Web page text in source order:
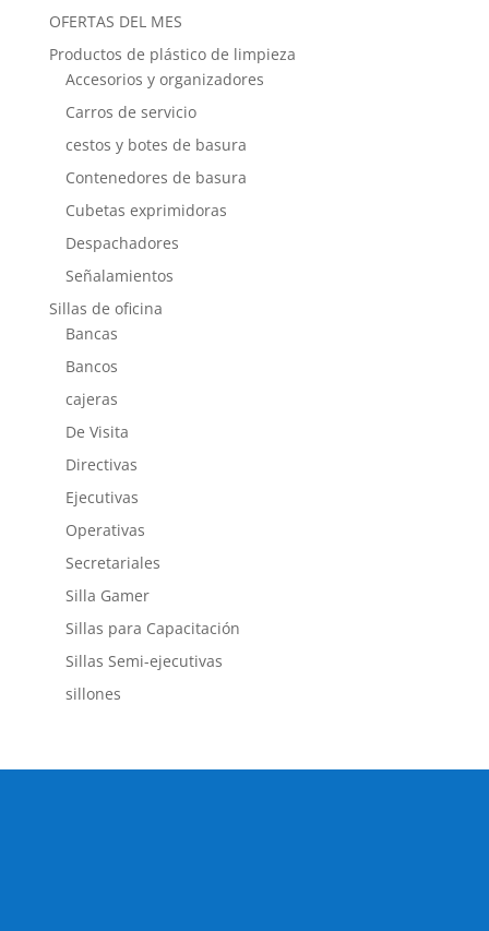
OFERTAS DEL MES
Productos de plástico de limpieza
Accesorios y organizadores
Carros de servicio
cestos y botes de basura
Contenedores de basura
Cubetas exprimidoras
Despachadores
Señalamientos
Sillas de oficina
Bancas
Bancos
cajeras
De Visita
Directivas
Ejecutivas
Operativas
Secretariales
Silla Gamer
Sillas para Capacitación
Sillas Semi-ejecutivas
sillones